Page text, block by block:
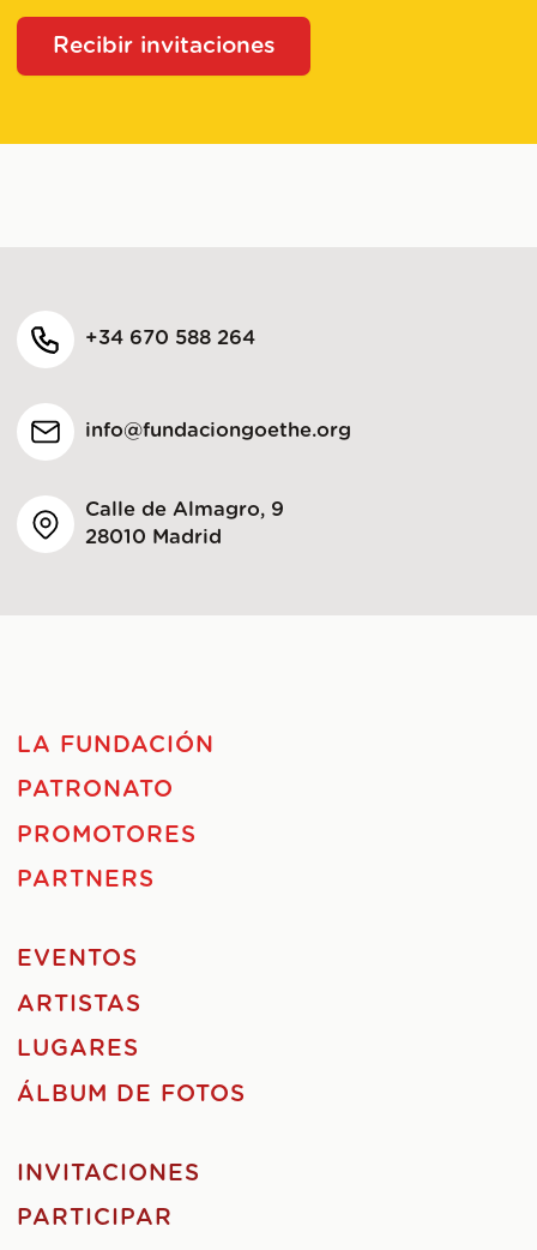
Recibir invitaciones
+34 670 588 264
info@fundaciongoethe.org
Calle de Almagro, 9
28010 Madrid
LA FUNDACIÓN
PATRONATO
PROMOTORES
PARTNERS
EVENTOS
ARTISTAS
LUGARES
ÁLBUM DE FOTOS
INVITACIONES
PARTICIPAR